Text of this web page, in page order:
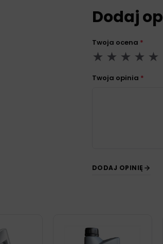
Dodaj
Twoja ocena *
Twoja opinia *
DODAJ OPINIĘ